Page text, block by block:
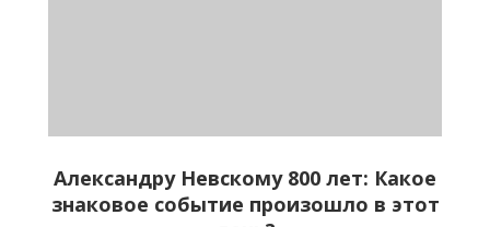
Александру Невскому 800 лет: Какое
знаковое событие произошло в этот